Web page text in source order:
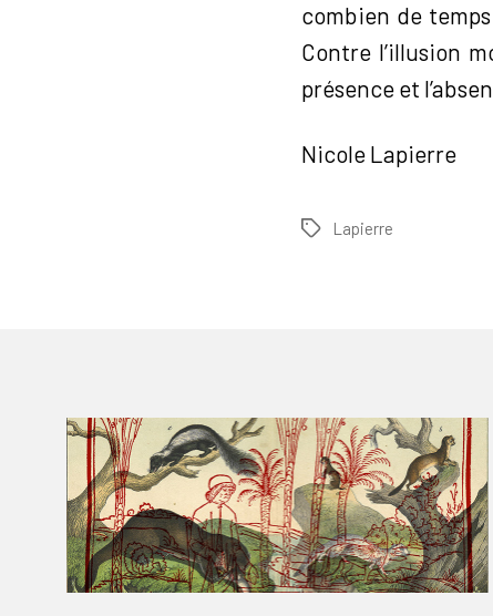
combien de
Contre l’illusion
présence et
Nicole Lapierre
TagsLapierre